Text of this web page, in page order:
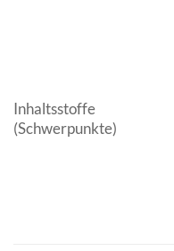
Inhaltsstoffe
(Schwerpunkte)